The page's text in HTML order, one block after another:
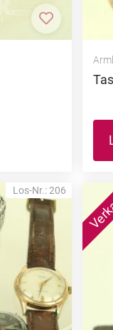
Zur
Los-Nr.: 206